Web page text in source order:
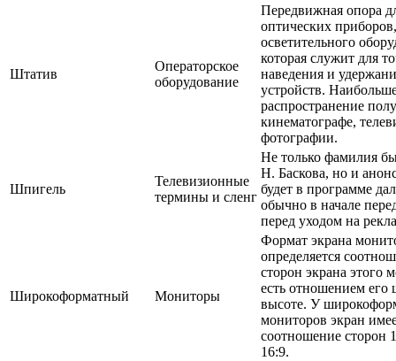
Штатив
Операторское
оборудование
Передвижная опора
оптических приборов,
осветительного
которая служит для
наведения и
устройств.
распространение
кинематографе,
фотографии.
Шпигель
Телевизионные
термины и сленг
Не только фамилия
Н. Баскова, но и
будет в программе
обычно в начале
перед уходом на
Широкоформатный Мониторы
Формат экрана
определяется
сторон экрана этого
есть отношением
высоте. У
мониторов экран
соотношение сторон
16:9.